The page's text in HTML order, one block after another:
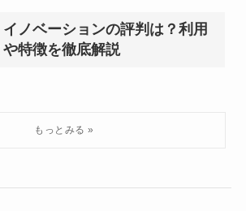
ノベーションの評判は？利用
特徴を徹底解説